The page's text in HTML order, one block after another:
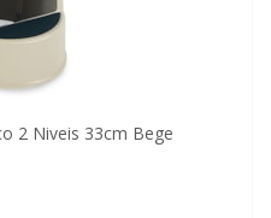
2 Niveis 33cm Bege